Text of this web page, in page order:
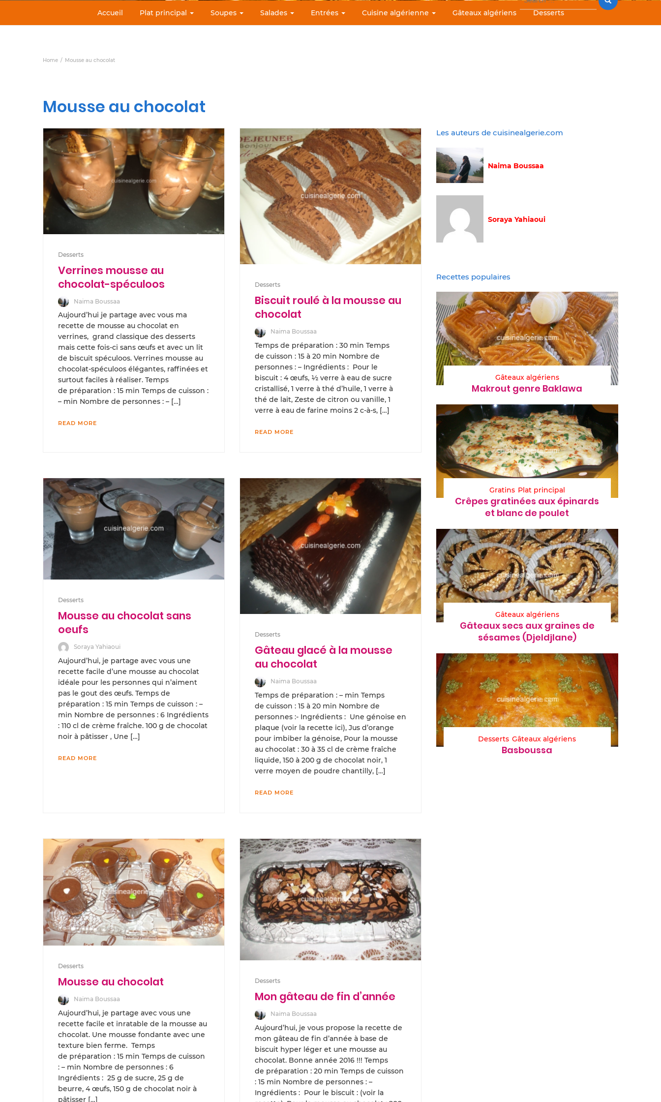
Accueil Plat principal Soupes Salades Entrées Cuisine algérienne Gâteaux algériens Desserts
Home Mousse au chocolat
Mousse au chocolat
Desserts
Verrines mousse au
chocolat-spéculoos
Naima Boussaa
Aujourd’hui je partage avec vous ma
recette de mousse au chocolat en
verrines, grand classique des desserts
mais cette fois-ci sans œufs et avec un lit
de biscuit spéculoos. Verrines mousse au
chocolat-spéculoos élégantes, raffinées et
surtout faciles à réaliser. Temps
de préparation : 15 min Temps de cuisson :
– min Nombre de personnes : – […]
READ MORE
Desserts
Biscuit roulé à la mousse au
chocolat
Naima Boussaa
Temps de préparation : 30 min Temps
de cuisson : 15 à 20 min Nombre de
personnes : – Ingrédients : Pour le
biscuit : 4 œufs, ½ verre à eau de sucre
cristallisé, 1 verre à thé d’huile, 1 verre à
thé de lait, Zeste de citron ou vanille, 1
verre à eau de farine moins 2 c-à-s, […]
READ MORE
Desserts
Mousse au chocolat sans
oeufs
Soraya Yahiaoui
Aujourd’hui, je partage avec vous une
recette facile d’une mousse au chocolat
idéale pour les personnes qui n’aiment
pas le gout des œufs. Temps de
préparation : 15 min Temps de cuisson : –
min Nombre de personnes : 6 Ingrédients
: 110 cl de crème fraîche. 100 g de chocolat
noir à pâtisser , Une […]
READ MORE
Desserts
Gâteau glacé à la mousse
au chocolat
Naima Boussaa
Temps de préparation : – min Temps
de cuisson : 15 à 20 min Nombre de
personnes :- Ingrédients : Une génoise en
plaque (voir la recette ici), Jus d’orange
pour imbiber la génoise, Pour la mousse
au chocolat : 30 à 35 cl de crème fraîche
liquide, 150 à 200 g de chocolat noir, 1
verre moyen de poudre chantilly, […]
READ MORE
Desserts
Mousse au chocolat
Naima Boussaa
Aujourd’hui, je partage avec vous une
recette facile et inratable de la mousse au
chocolat. Une mousse fondante avec une
texture bien ferme. Temps
de préparation : 15 min Temps de cuisson
: – min Nombre de personnes : 6
Ingrédients : 25 g de sucre, 25 g de
beurre, 4 œufs, 150 g de chocolat noir à
pâtisser […]
Desserts
Mon gâteau de fin d’année
Naima Boussaa
Aujourd’hui, je vous propose la recette de
mon gâteau de fin d’année à base de
biscuit hyper léger et une mousse au
chocolat. Bonne année 2016 !!! Temps
de préparation : 20 min Temps de cuisson
: 15 min Nombre de personnes : –
Ingrédients : Pour le biscuit : (voir la
Les auteurs de cuisinealgerie.com
Naima Boussaa
Soraya Yahiaoui
Recettes populaires
Gâteaux algériens
Makrout genre Baklawa
Gratins Plat principal
Crêpes gratinées aux épinards
et blanc de poulet
Gâteaux algériens
Gâteaux secs aux graines de
sésames (Djeldjlane)
Desserts Gâteaux algériens
Basboussa